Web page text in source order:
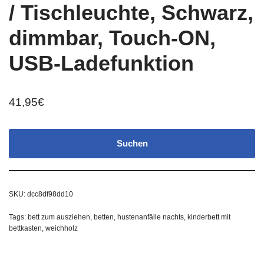
/ Tischleuchte, Schwarz,
dimmbar, Touch-ON,
USB-Ladefunktion
41,95€
Suchen
SKU: dcc8df98dd10
Tags: bett zum ausziehen, betten, hustenanfälle nachts, kinderbett mit
bettkasten, weichholz